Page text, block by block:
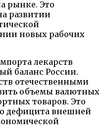
рынке. Это
развитии
новых рабочих
лекарств
баланс России.
отечественными
объемы валютных
товаров. Это
дефицита внешней